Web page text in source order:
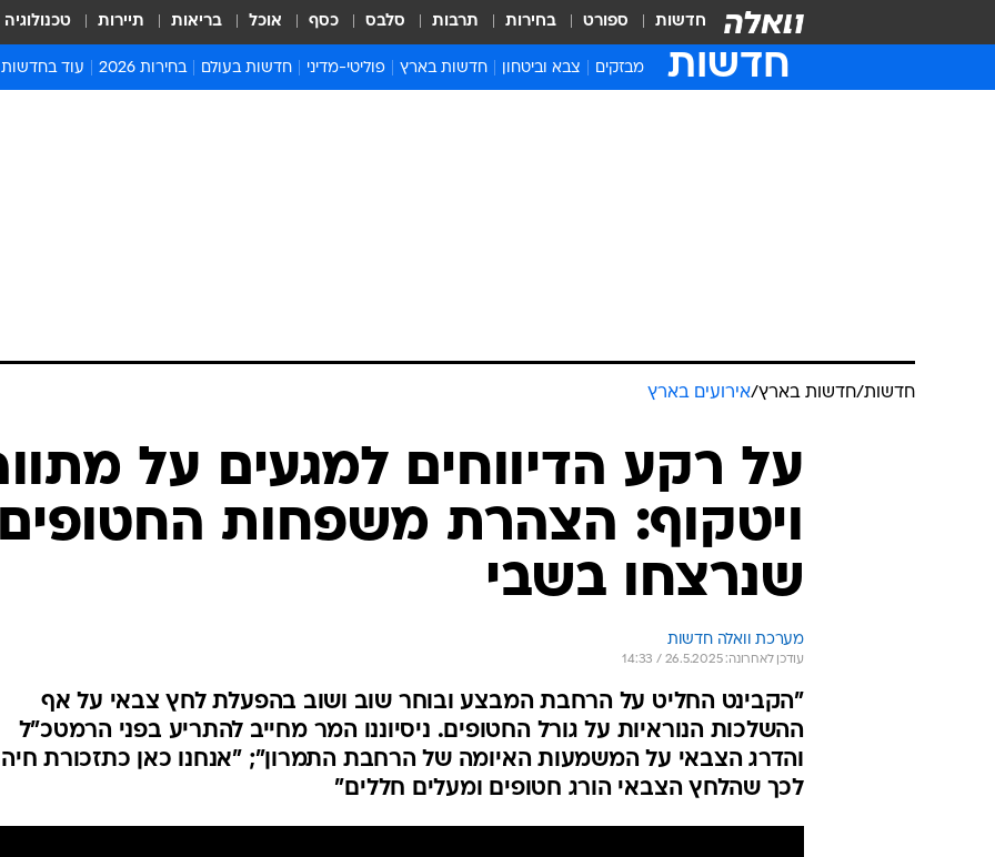
חדשות ספורט בחירות תרבות סלבס כסף אוכל בריאות תיירות טכנולוגיה
חדשות מבזקים צבא וביטחון חדשות בארץ פוליטי-מדיני חדשות בעולם בחירות 2026 עוד בחדשות
חדשות
המייל האדום
חדשות/חדשות בארץ/אירועים בארץ
על רקע הדיווחים למגעים על
ויטקוף: הצהרת משפחות
שנרצחו בשבי
מערכת וואלה חדשות
עודכן לאחרונה: 26.5.2025 / 14:33
"הקבינט החליט על הרחבת המבצע ובוחר שוב ושוב בהפעלת לחץ צבאי על אף
ההשלכות הנוראיות על גורל החטופים. ניסיוננו המר מחייב להתריע בפני הרמטכ"ל
והדרג הצבאי על המשמעות האיומה של הרחבת התמרון"; "אנחנו כאן כתזכורת חיה
לכך שהלחץ הצבאי הורג חטופים ומעלים חללים"